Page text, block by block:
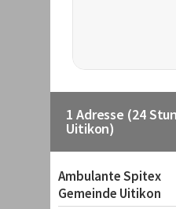
1 Adresse (24
Uitikon)
Ambulante Spitex
Gemeinde Uitikon